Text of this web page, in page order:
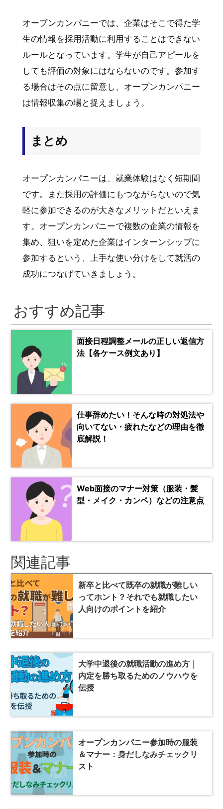
オープンカンパニーでは、企業はそこで得た学
生の情報を採用活動に利用することはできない
ルールとなっています。学生が自己アピールを
しても評価の対象にはならないのです。参加す
る場合はその点に留意し、オープンカンパニー
は情報収集の場と捉えましょう。
まとめ
オープンカンパニーは、就業体験はなく短期間
です。また採用の評価にもつながらないので気
軽に参加できるのが大きなメリットだといえま
す。オープンカンパニーで複数の企業の情報を
集め、狙いを定めた企業はインターンシップに
参加するという、上手な使い分けをして就活の
成功につなげていきましょう。
おすすめ記事
面接日程調整メールの正しい返信方
法【各ケース例文あり】
仕事辞めたい！そんな時の対処法や
向いてない・疲れたなどの理由を徹
底解説！
Web面接のマナー対策（服装・髪
型・メイク・カンペ）などの注意点
関連記事
新卒と比べて既卒の就職が難しい
ってホント？それでも就職したい
人向けのポイントを紹介
大学中退後の就職活動の進め方｜
内定を勝ち取るためのノウハウを
伝授
オープンカンパニー参加時の服装
＆マナー：身だしなみチェックリ
スト